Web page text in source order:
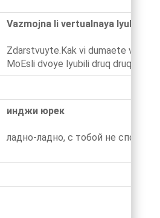
Vazmojna li vertualnaya lyubov?
Zdarstvuyte.Kak vi dumaete
MoEsli dvoye lyubili druq druqa v
инджи юрек
ладно-ладно, с тобой не спорю...